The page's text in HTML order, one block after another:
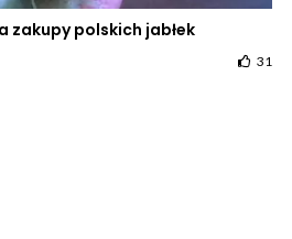
zakupy polskich jabłek
31